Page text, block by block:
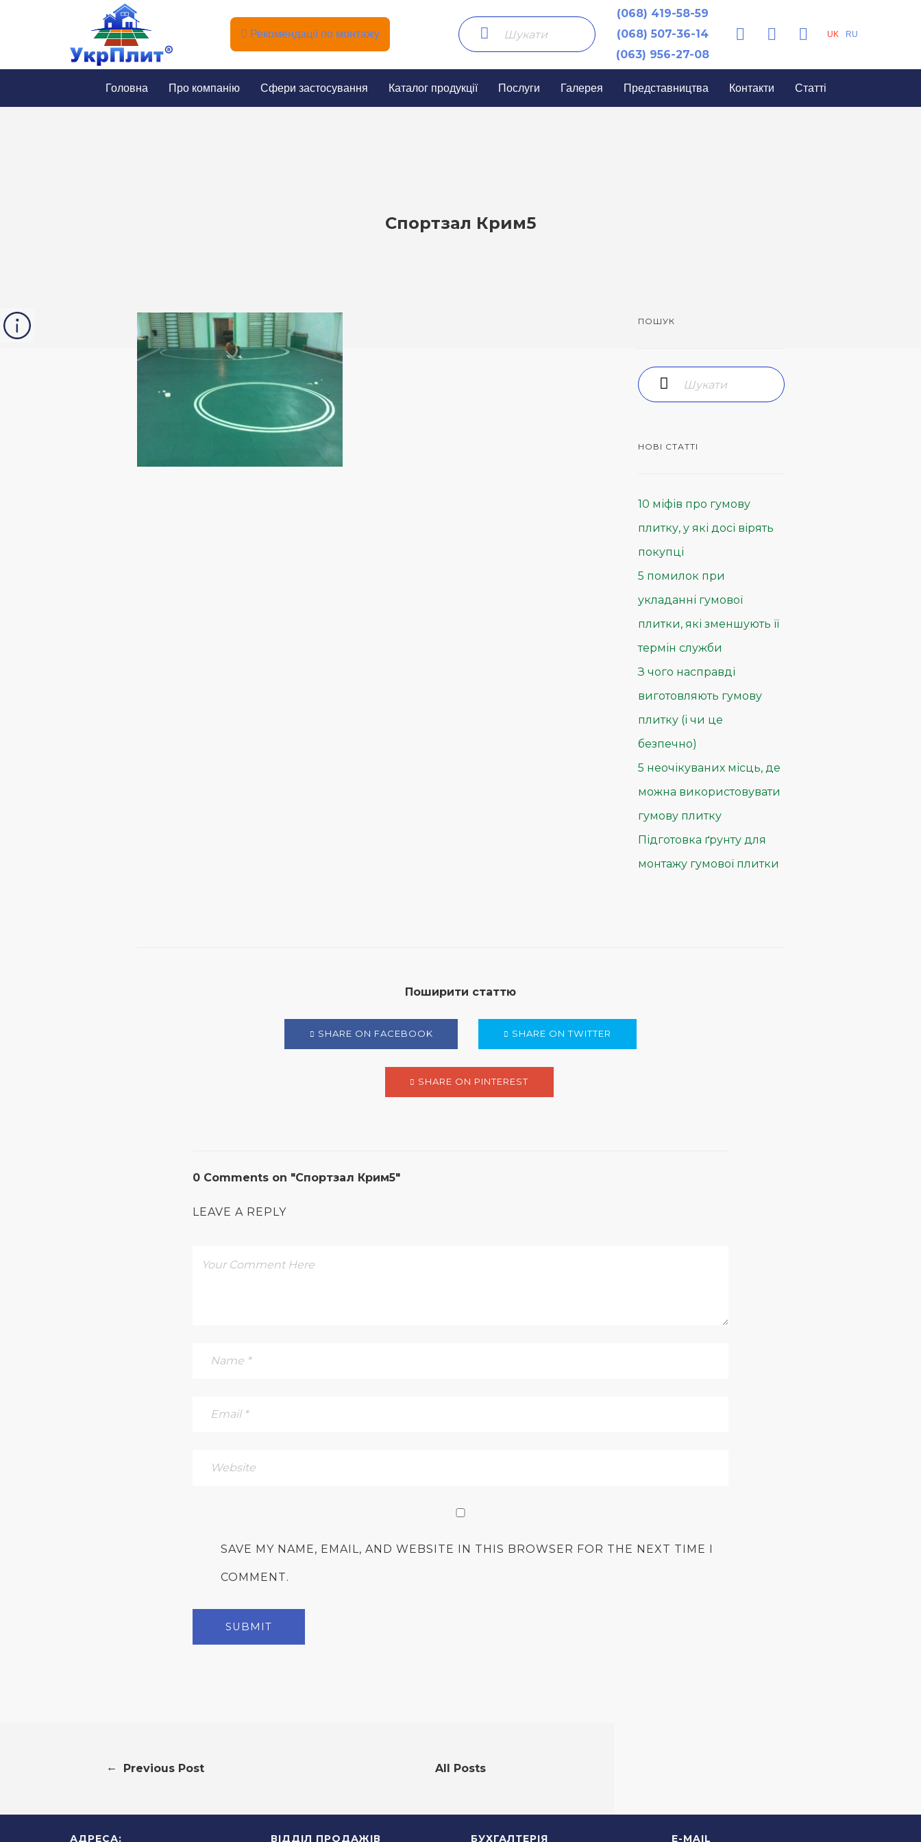
Рекомендації по монтажу
(068) 419-58-59
(068) 507-36-14
(063) 956-27-08
UK RU
Головна Про компанію Сфери застосування Каталог продукції Послуги Галерея Представництва Контакти Статті
Спортзал Крим5
ПОШУК
НОВІ СТАТТІ
10 міфів про гумову
плитку, у які досі вірять
покупці
5 помилок при
укладанні гумової
плитки, які зменшують її
термін служби
З чого насправді
виготовляють гумову
плитку (і чи це
безпечно)
5 неочікуваних місць, де
можна використовувати
гумову плитку
Підготовка ґрунту для
монтажу гумової плитки
Поширити статтю
SHARE ON FACEBOOK SHARE ON TWITTER
SHARE ON PINTEREST
0 Comments on "Спортзал Крим5"
LEAVE A REPLY
SAVE MY NAME, EMAIL, AND WEBSITE IN THIS BROWSER FOR THE NEXT TIME I
COMMENT.
← Previous Post All Posts
АДРЕСА: ВІДДІЛ ПРОДАЖІВ БУХГАЛТЕРІЯ E-MAIL